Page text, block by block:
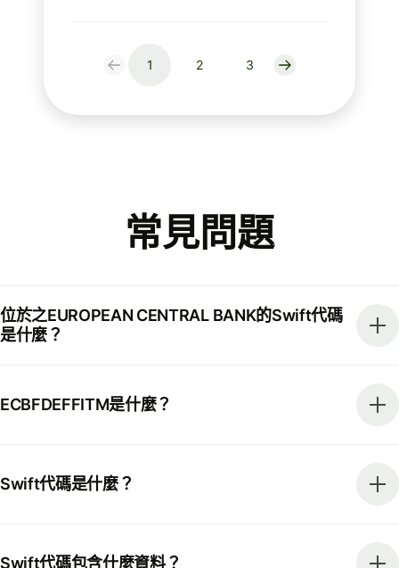
1 2 3
常見問題
位於之EUROPEAN CENTRAL BANK的Swift代碼
是什麼？
ECBFDEFFITM是什麼？
Swift代碼是什麼？
Swift代碼包含什麼資料？